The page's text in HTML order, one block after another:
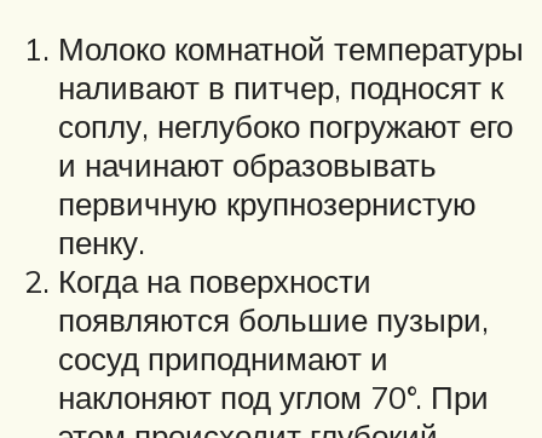
Молоко комнатной температуры
наливают в питчер, подносят к
соплу, неглубоко погружают его
и начинают образовывать
первичную крупнозернистую
пенку.
Когда на поверхности
появляются большие пузыри,
сосуд приподнимают и
наклоняют под углом 70°. При